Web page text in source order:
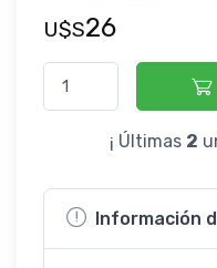
U$S26
¡ Últimas 2
Información